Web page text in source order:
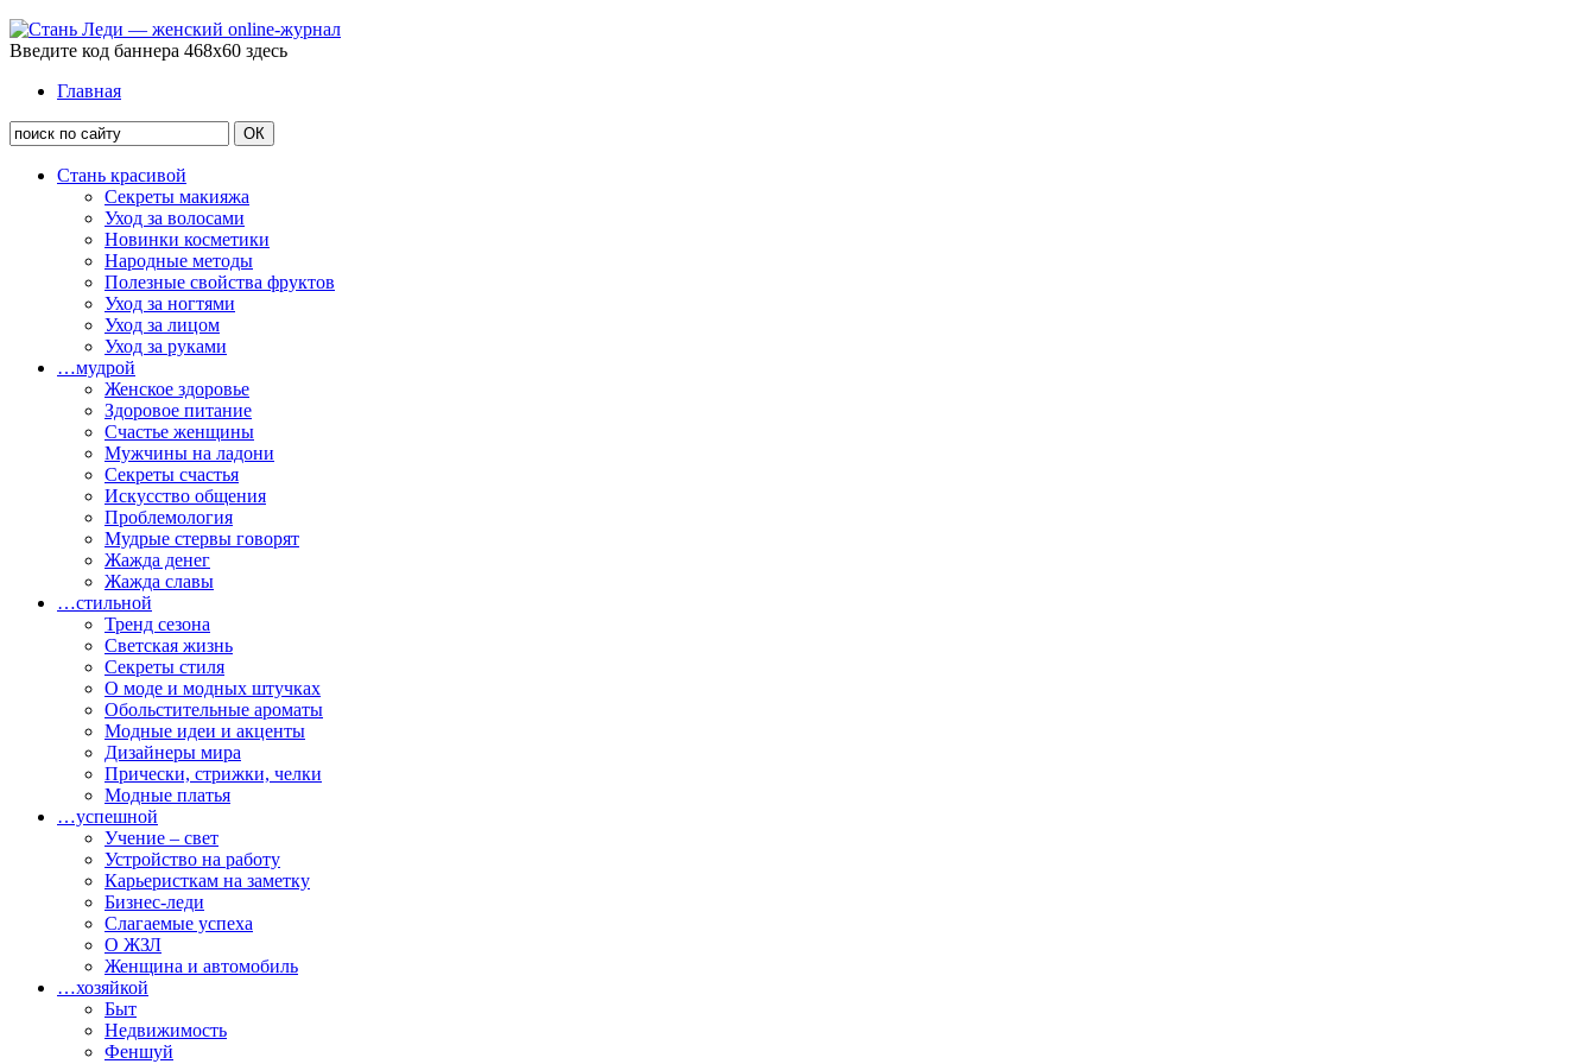
Введите код баннера 468x60 здесь
Главная
Стань красивой
Секреты макияжа
Уход за волосами
Новинки косметики
Народные методы
Полезные свойства фруктов
Уход за ногтями
Уход за лицом
Уход за руками
…мудрой
Женское здоровье
Здоровое питание
Счастье женщины
Мужчины на ладони
Секреты счастья
Искусство общения
Проблемология
Мудрые стервы говорят
Жажда денег
Жажда славы
…стильной
Тренд сезона
Светская жизнь
Секреты стиля
О моде и модных штучках
Обольстительные ароматы
Модные идеи и акценты
Дизайнеры мира
Прически, стрижки, челки
Модные платья
…успешной
Учение – свет
Устройство на работу
Карьеристкам на заметку
Бизнес-леди
Слагаемые успеха
О ЖЗЛ
Женщина и автомобиль
…хозяйкой
Быт
Недвижимость
Феншуй